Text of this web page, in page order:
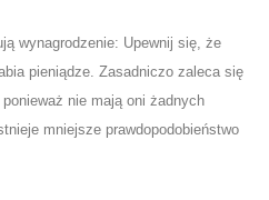
wynagrodzenie: Upewnij się, że
pieniądze. Zasadniczo zaleca się
nie mają oni żadnych
mniejsze prawdopodobieństwo